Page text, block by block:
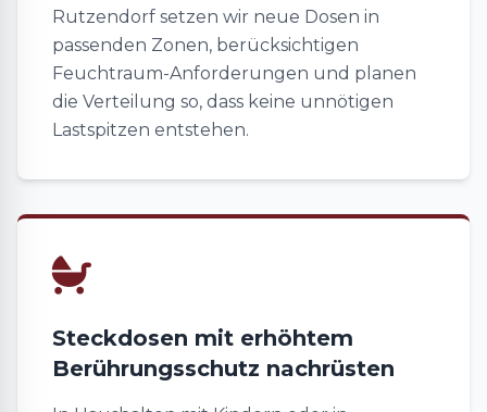
Rutzendorf setzen wir neue Dosen in
passenden Zonen, berücksichtigen
Feuchtraum-Anforderungen und planen
die Verteilung so, dass keine unnötigen
Lastspitzen entstehen.
Steckdosen mit erhöhtem
Berührungsschutz nachrüsten